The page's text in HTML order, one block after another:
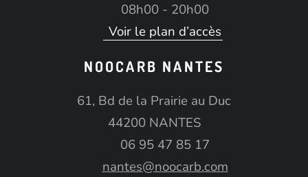
08h00 - 20h00
Voir le plan d’accès
NOOCARB NANTES
61, Bd de la Prairie au Duc
44200 NANTES
06 95 47 85 17
nantes@noocarb.com